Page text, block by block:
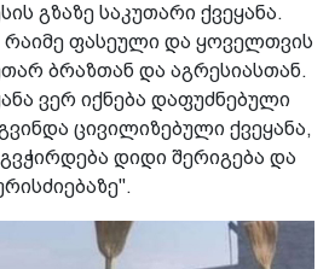
გზაზე საკუთარი ქვეყანა.
რაიმე ფასეული და ყოველთვის
ბრაზთან და აგრესიასთან.
ვერ იქნება დაფუძნებული
ცივილიზებული ქვეყანა,
დიდი შერიგება და